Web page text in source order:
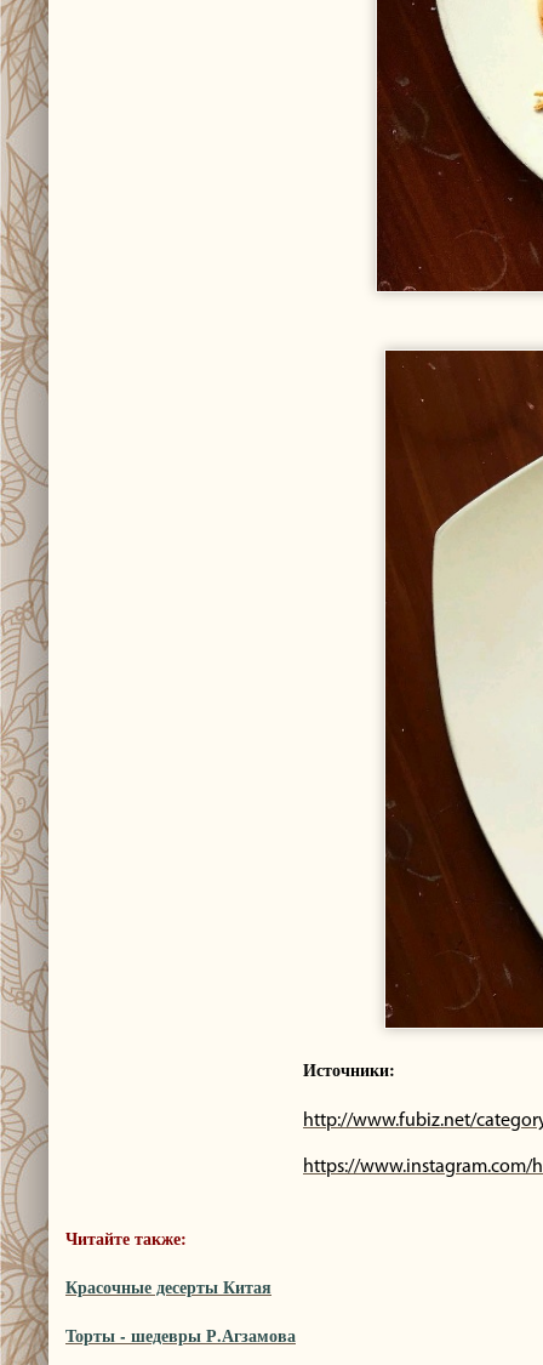
Источники:
http://www.fubiz.net/
https://www.instagram.com/
Читайте также:
Красочные десерты Китая
Торты - шедевры Р.Агзамова